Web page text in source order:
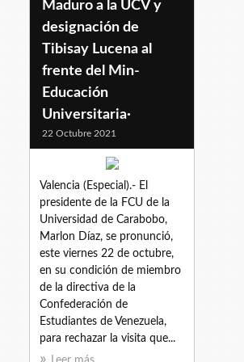
Maduro a la UCV y
designación de
Tibisay Lucena al
frente del Min-
Educación
Universitaria·
22 Octubre 2021
Valencia (Especial).- El
presidente de la FCU de la
Universidad de Carabobo,
Marlon Díaz, se pronunció,
este viernes 22 de octubre,
en su condición de miembro
de la directiva de la
Confederación de
Estudiantes de Venezuela,
para rechazar la visita que...